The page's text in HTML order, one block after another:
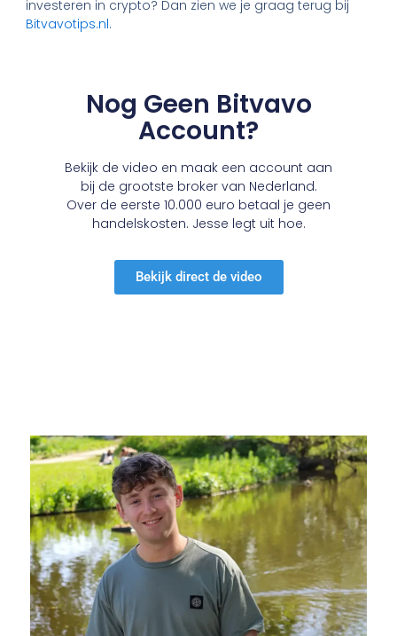
investeren in crypto? Dan zien we je graag terug bij
Bitvavotips.nl.
Nog Geen Bitvavo
Account?
Bekijk de video en maak een account aan
bij de grootste broker van Nederland.
Over de eerste 10.000 euro betaal je geen
handelskosten. Jesse legt uit hoe.
Bekijk direct de video